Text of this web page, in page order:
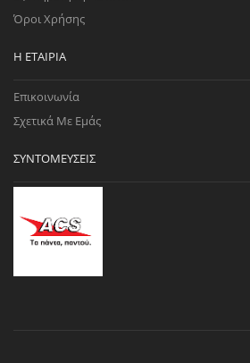
Όροι Χρήσης
Η ΕΤΑΙΡΊΑ
Επικοινωνία
Σχετικά Με Εμάς
ΣΥΝΤΟΜΕΎΣΕΙΣ